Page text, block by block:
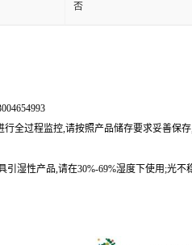
否
全过程监控,请按照产品储存要求妥善保
引湿性产品,请在30%-69%湿度下使用;光